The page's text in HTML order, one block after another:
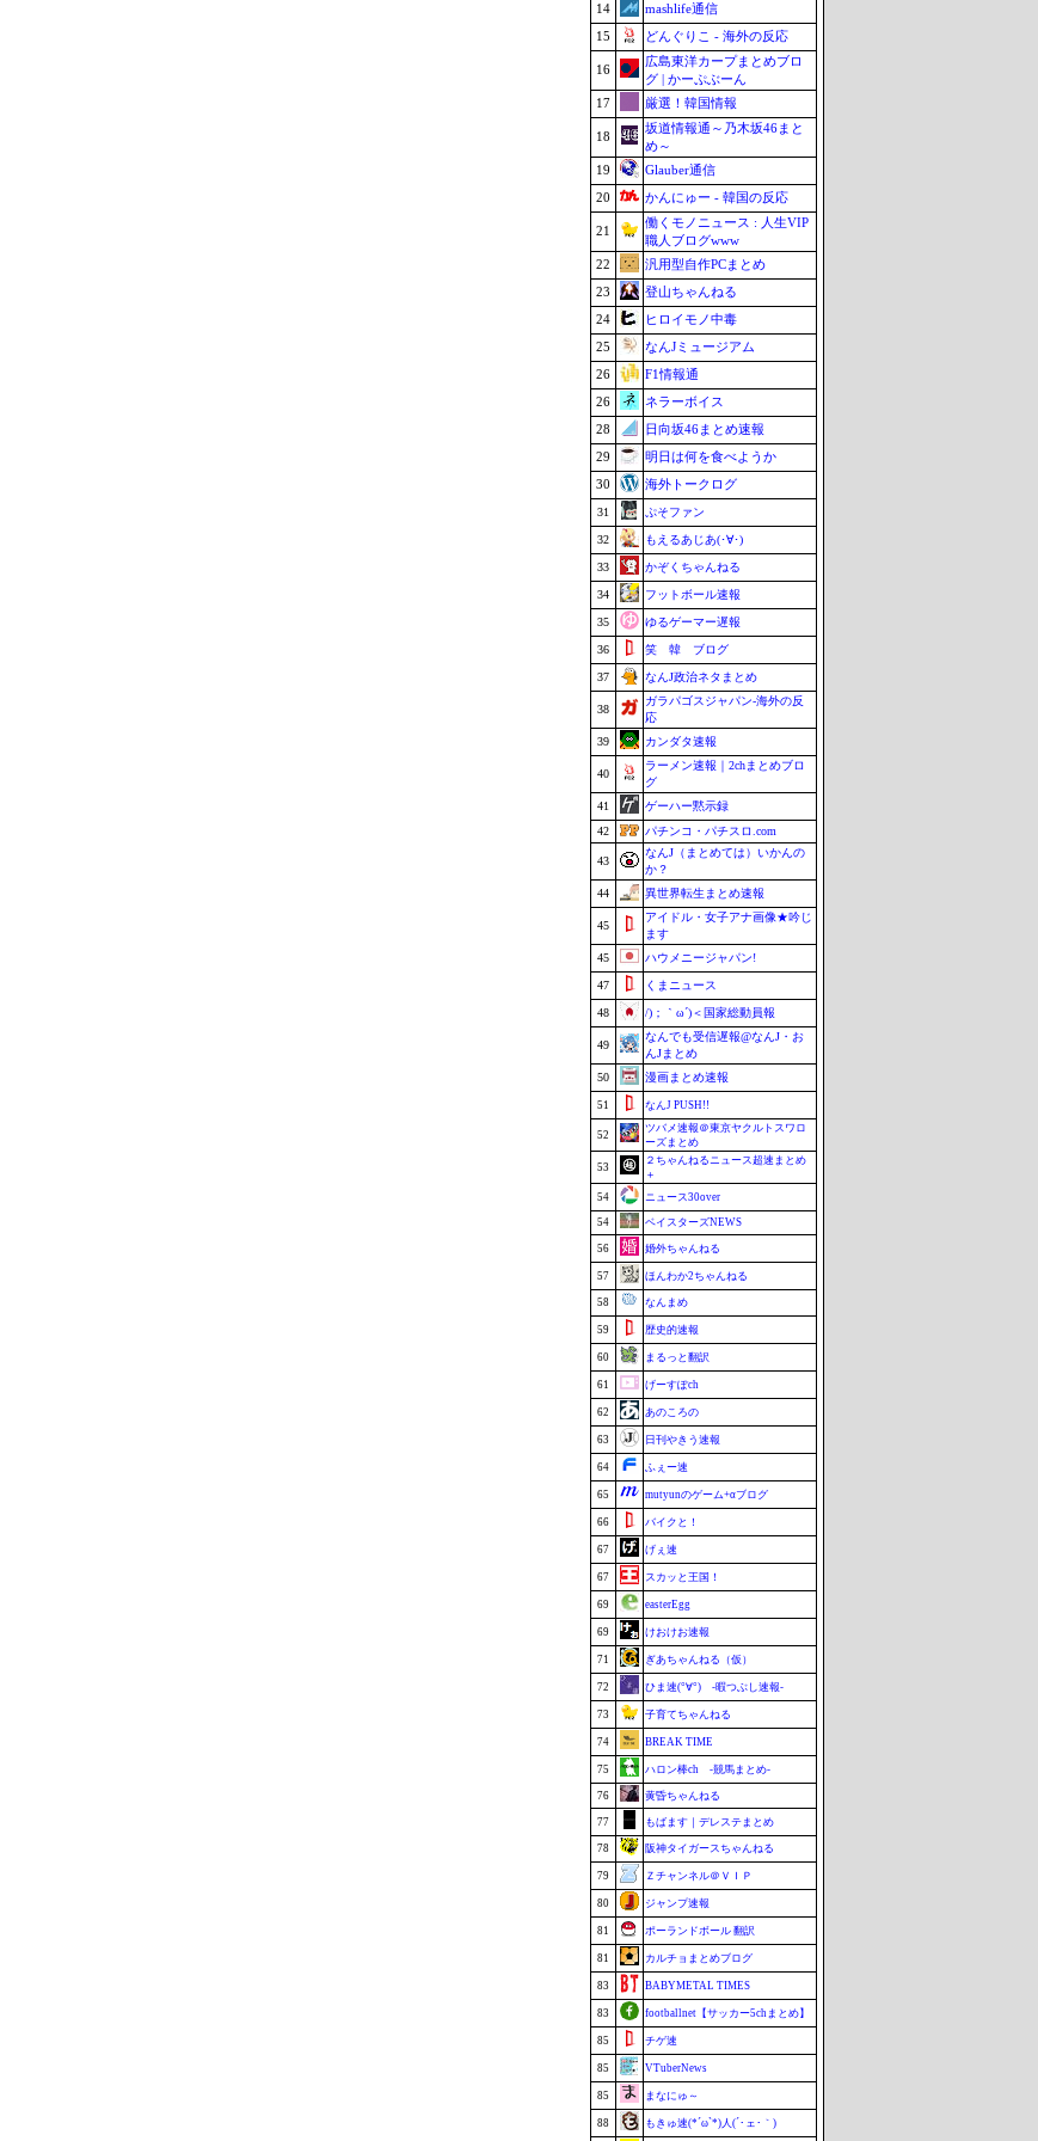
14
mashlife通信
15
どんぐりこ - 海外の反応
16
広島東洋カープまとめブロ
グ | かーぷぶーん
17
厳選！韓国情報
18
坂道情報通～乃木坂46まと
め～
19
Glauber通信
20
かんにゅー - 韓国の反応
21
働くモノニュース : 人生VIP
職人ブログwww
22
汎用型自作PCまとめ
23
登山ちゃんねる
24
ヒロイモノ中毒
25
なんJミュージアム
26
F1情報通
26
ネラーボイス
28
日向坂46まとめ速報
29
明日は何を食べようか
30
海外トークログ
31 ぷそファン
32 もえるあじあ(･∀･)
33 かぞくちゃんねる
34 フットボール速報
35 ゆるゲーマー遅報
36 笑 韓 ブログ
37 なんJ政治ネタまとめ
38
ガラパゴスジャパン-海外の反
応
39
カンダタ速報
40
ラーメン速報｜2chまとめブロ
グ
41
ゲーハー黙示録
42
パチンコ・パチスロ.com
43
なんJ（まとめては）いかんの
か？
44
異世界転生まとめ速報
45
アイドル・女子アナ画像★吟じ
ます
45
ハウメニージャパン!
47 くまニュース
48 /)；｀ω´)＜国家総動員報
49
なんでも受信遅報@なんJ・お
んJまとめ
50
漫画まとめ速報
51 なんJ PUSH!!
52
ツバメ速報＠東京ヤクルトスワロ
ーズまとめ
53
２ちゃんねるニュース超速まとめ
＋
54
ニュース30over
54 ベイスターズNEWS
56 婚外ちゃんねる
57 ほんわか2ちゃんねる
58 なんまめ
59 歴史的速報
60 まるっと翻訳
61 げーすぽch
62 あのころの
63 日刊やきう速報
64 ふぇー速
65 mutyunのゲーム+αブログ
66 バイクと！
67 げぇ速
67 スカッと王国！
69 easterEgg
69 けおけお速報
71 ぎあちゃんねる（仮）
72 ひま速(°∀°) -暇つぶし速報-
73 子育てちゃんねる
74 BREAK TIME
75 ハロン棒ch -競馬まとめ-
76 黄昏ちゃんねる
77 もばます｜デレステまとめ
78 阪神タイガースちゃんねる
79 Ｚチャンネル＠ＶＩＰ
80 ジャンプ速報
81 ポーランドボール 翻訳
81 カルチョまとめブログ
83 BABYMETAL TIMES
83 footballnet【サッカー5chまとめ】
85 チゲ速
85 VTuberNews
85 まなにゅ～
88 もきゅ速(*´ω`*)人(´･ェ･｀)